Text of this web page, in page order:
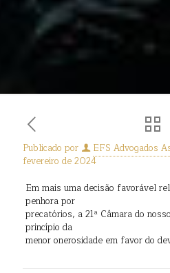
Publicado por EFS Advogados
fevereiro de 2024
Em mais uma decisão favorável
penhora por
precatórios, a 21ª Câmara do
princípio da
menor onerosidade em favor do